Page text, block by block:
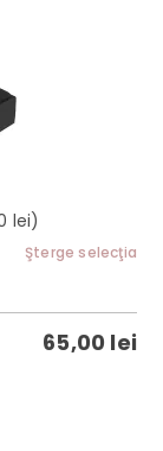
lei)
Şterge selecţia
65,00 lei